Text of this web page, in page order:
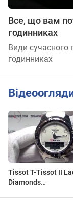
Все, що вам
годинниках
Види сучасного
годинниках
Tissot T-Tissot II
Diamonds